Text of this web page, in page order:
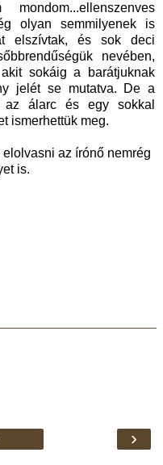
olyan semmilyenek is
elszívtak, és sok deci
nevében,
sokáig a barátjuknak
jelét se mutatva. De a
álarc és egy sokkal
ismerhettük meg.
az írónő nemrég
is.
›